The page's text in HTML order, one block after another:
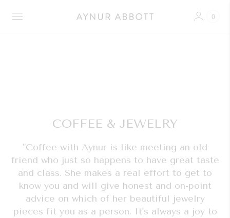
0
COFFEE & JEWELRY
"Coffee with Aynur is like meeting an old
friend who just so happens to have great taste
and class. She makes a real effort to get to
know you and will give honest and on-point
advice on which of her beautiful jewelry
pieces fit you as a person. It's always a joy to